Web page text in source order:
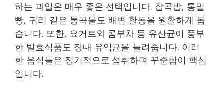
하는 과일은 매우 좋은 선택입니다. 잡곡밥, 통밀
빵, 귀리 같은 통곡물도 배변 활동을 원활하게 돕
습니다. 또한, 요거트와 콤부차 등 유산균이 풍부
한 발효식품도 장내 유익균을 늘려줍니다. 이러
한 음식들은 정기적으로 섭취하며 꾸준함이 핵심
입니다.